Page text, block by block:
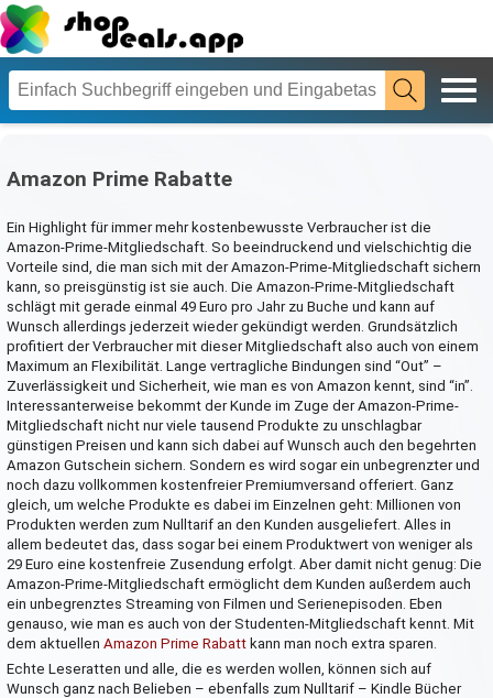
Amazon Prime Rabatte
Ein Highlight für immer mehr kostenbewusste Verbraucher ist die
Amazon-Prime-Mitgliedschaft. So beeindruckend und vielschichtig die
Vorteile sind, die man sich mit der Amazon-Prime-Mitgliedschaft sichern
kann, so preisgünstig ist sie auch. Die Amazon-Prime-Mitgliedschaft
schlägt mit gerade einmal 49 Euro pro Jahr zu Buche und kann auf
Wunsch allerdings jederzeit wieder gekündigt werden. Grundsätzlich
profitiert der Verbraucher mit dieser Mitgliedschaft also auch von einem
Maximum an Flexibilität. Lange vertragliche Bindungen sind “Out” –
Zuverlässigkeit und Sicherheit, wie man es von Amazon kennt, sind “in”.
Interessanterweise bekommt der Kunde im Zuge der Amazon-Prime-
Mitgliedschaft nicht nur viele tausend Produkte zu unschlagbar
günstigen Preisen und kann sich dabei auf Wunsch auch den begehrten
Amazon Gutschein sichern. Sondern es wird sogar ein unbegrenzter und
noch dazu vollkommen kostenfreier Premiumversand offeriert. Ganz
gleich, um welche Produkte es dabei im Einzelnen geht: Millionen von
Produkten werden zum Nulltarif an den Kunden ausgeliefert. Alles in
allem bedeutet das, dass sogar bei einem Produktwert von weniger als
29 Euro eine kostenfreie Zusendung erfolgt. Aber damit nicht genug: Die
Amazon-Prime-Mitgliedschaft ermöglicht dem Kunden außerdem auch
ein unbegrenztes Streaming von Filmen und Serienepisoden. Eben
genauso, wie man es auch von der Studenten-Mitgliedschaft kennt. Mit
dem aktuellen Amazon Prime Rabattkann man noch extra sparen.
Echte Leseratten und alle, die es werden wollen, können sich auf
Wunsch ganz nach Belieben – ebenfalls zum Nulltarif – Kindle Bücher